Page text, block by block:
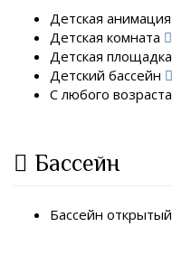
Детская анимация
Детская комната
Детская площадка
Детский бассейн
С любого возраста
Бассейн
Бассейн открытый